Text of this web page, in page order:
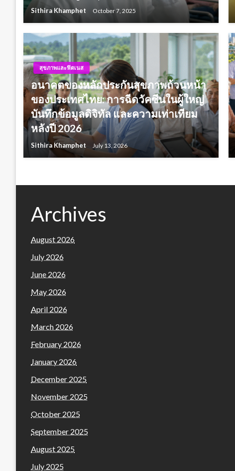
Sithira Khamphet October 7, 2025
สุขภาพและฟิตเนส
อนาคตของหลักประกันสุขภาพถ้วนหน้า
ของประเทศไทย: การฉีดวัคซีนในผู้ใหญ่
บันทึกข้อมูลดิจิทัล และความเท่าเทียม
หลังปี 2026
Sithira Khamphet July 13, 2026
Archives
August 2026
July 2026
June 2026
May 2026
April 2026
March 2026
February 2026
January 2026
December 2025
November 2025
October 2025
September 2025
August 2025
July 2025